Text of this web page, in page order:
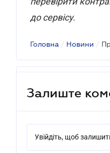
до сервісу.
Головна / Новини /
Залиште
Увійдіть, щоб